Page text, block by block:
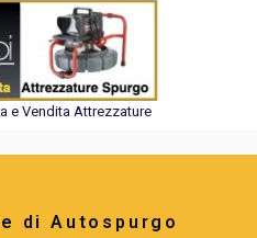
e Vendita Attrezzature
di Autospurgo